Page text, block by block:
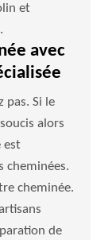
et
avec
pas. Si le
alors
est
cheminées.
cheminée.
de